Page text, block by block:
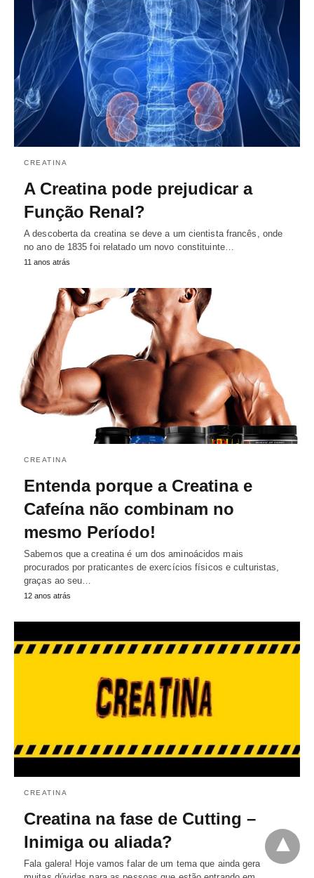
CREATINA
A Creatina pode prejudicar a
Função Renal?
A descoberta da creatina se deve a um cientista francês, onde
no ano de 1835 foi relatado um novo constituinte…
11 anos atrás
CREATINA
Entenda porque a Creatina e
Cafeína não combinam no
mesmo Período!
Sabemos que a creatina é um dos aminoácidos mais
procurados por praticantes de exercícios físicos e culturistas,
graças ao seu…
12 anos atrás
CREATINA
Creatina na fase de Cutting –
Inimiga ou aliada?
Fala galera! Hoje vamos falar de um tema que ainda gera